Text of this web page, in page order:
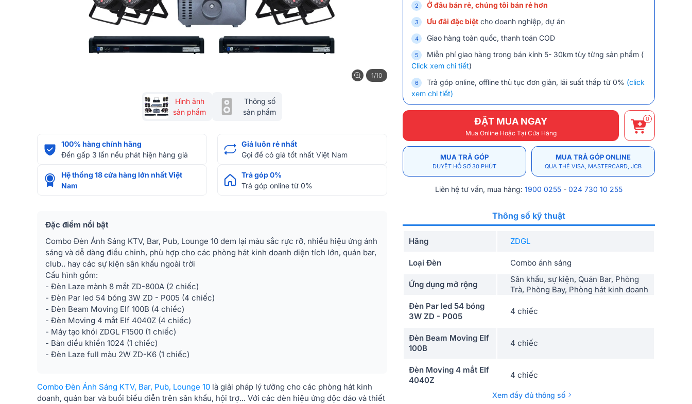
1/10
Hình ảnh
sản phẩm
Thông số
sản phẩm
100% hàng chính hãng
Đền gấp 3 lần nếu phát hiện hàng giả
Giá luôn rẻ nhất
Gọi để có giá tốt nhất Việt Nam
Hệ thống 18 cửa hàng lớn nhất Việt
Nam
Trả góp 0%
Trả góp online từ 0%
Đặc điểm nổi bật
Combo Đèn Ánh Sáng KTV, Bar, Pub, Lounge 10 đem lại màu sắc rực rỡ, nhiều hiệu ứng ánh
sáng và dễ dàng điều chỉnh, phù hợp cho các phòng hát kinh doanh diện tích lớn, quán bar,
club.. hay các sự kiện sân khấu ngoài trời
Cấu hình gồm:
- Đèn Laze mành 8 mắt ZD-800A (2 chiếc)
- Đèn Par led 54 bóng 3W ZD - P005 (4 chiếc)
- Đèn Beam Moving Elf 100B (4 chiếc)
- Đèn Moving 4 mắt Elf 4040Z (4 chiếc)
- Máy tạo khói ZDGL F1500 (1 chiếc)
- Bàn điều khiển 1024 (1 chiếc)
- Đèn Laze full màu 2W ZD-K6 (1 chiếc)
Combo Đèn Ánh Sáng KTV, Bar, Pub, Lounge 10 là giải pháp lý tưởng cho các phòng hát kinh
doanh, quán bar và buổi biểu diễn trên sân khấu, hội trợ... Với các đèn hiệu ứng độc đáo và thiết
Ở đâu bán rẻ, chúng tôi bán rẻ hơn
Ưu đãi đặc biệt cho doanh nghiệp, dự án
Giao hàng toàn quốc, thanh toán COD
Miễn phí giao hàng trong bán kính 5- 30km tùy từng sản phẩm (
Click xem chi tiết)
Trả góp online, offline thủ tục đơn giản, lãi suất thấp từ 0% (click
xem chi tiết)
ĐẶT MUA NGAY
Mua Online Hoặc Tại Cửa Hàng
0
MUA TRẢ GÓP
DUYỆT HỒ SƠ 30 PHÚT
MUA TRẢ GÓP ONLINE
QUA THẺ VISA, MASTERCARD, JCB
Liên hệ tư vấn, mua hàng: 1900 0255 - 024 730 10 255
Thông số kỹ thuật
Hãng ZDGL
Loại Đèn Combo ánh sáng
Ứng dụng mở rộng
Sân khấu, sự kiện, Quán Bar, Phòng
Trà, Phòng Bay, Phòng hát kinh doanh
Đèn Par led 54 bóng
3W ZD - P005
4 chiếc
Đèn Beam Moving Elf
100B
4 chiếc
Đèn Moving 4 mắt Elf
4040Z
4 chiếc
Xem đầy đủ thông số